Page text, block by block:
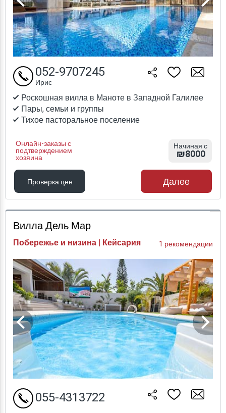
Роскошная вилла в Маноте в Западной Галилее
Пары, семьи и группы
Тихое пасторальное поселение
Онлайн-заказы с
подтверждением
хозяина
052-9707245
Ирис
Начиная с
₪8000
Проверка цен
Проверка цен
Далее
Вилла Дель Мар
Побережье и низина | Кейсария 1 рекомендации
055-4313722